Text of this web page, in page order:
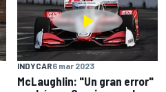
INDYCAR6 mar 2023
McLaughlin: "Un gran error"